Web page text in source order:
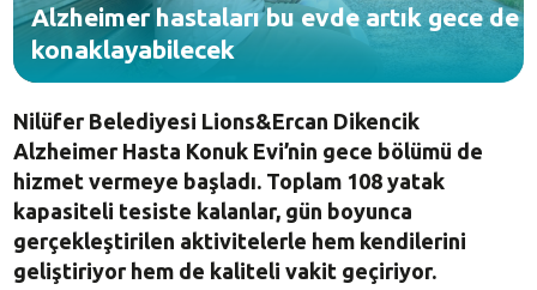
Alzheimer hastaları bu evde artık gece de
konaklayabilecek
Nilüfer Belediyesi Lions&Ercan Dikencik
Alzheimer Hasta Konuk Evi’nin gece bölümü de
hizmet vermeye başladı. Toplam 108 yatak
kapasiteli tesiste kalanlar, gün boyunca
gerçekleştirilen aktivitelerle hem kendilerini
geliştiriyor hem de kaliteli vakit geçiriyor.